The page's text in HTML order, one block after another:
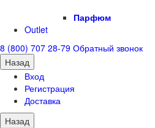
Парфюм
Outlet
8 (800) 707 28-79 Обратный звонок
Назад
Вход
Регистрация
Доставка
Назад